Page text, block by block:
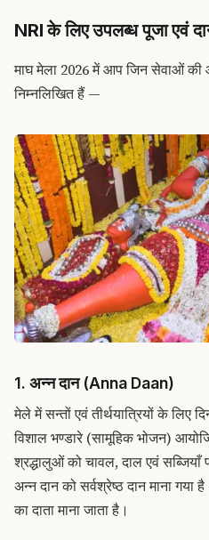
NRI के लिए उपलब्ध पूजा एवं
माघ मेला 2026 में आप जिन सेवाओं
निम्नलिखित हैं —
1. अन्न दान (Anna Daan)
मेले में सन्तों एवं तीर्थयात्रियों के लिए
विशाल भण्डारे (सामूहिक भोजन)
श्रद्धालुओं को चावल, दाल एवं सब्जियाँ
अन्न दान को सर्वश्रेष्ठ दान माना
का दाता माना जाता है।